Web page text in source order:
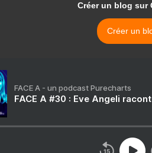
Créer un blog sur
Créer un
FACE A - un podcast Purecharts
FACE A #30 : Eve Angeli